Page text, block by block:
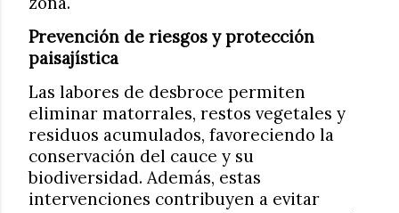
Prevención de riesgos y protección
paisajística
Las labores de desbroce permiten
eliminar matorrales, restos vegetales y
residuos acumulados, favoreciendo la
conservación del cauce y su
biodiversidad. Además, estas
intervenciones contribuyen a evitar